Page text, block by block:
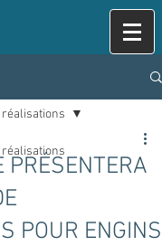
PRÉSENTERA
POUR ENGINS